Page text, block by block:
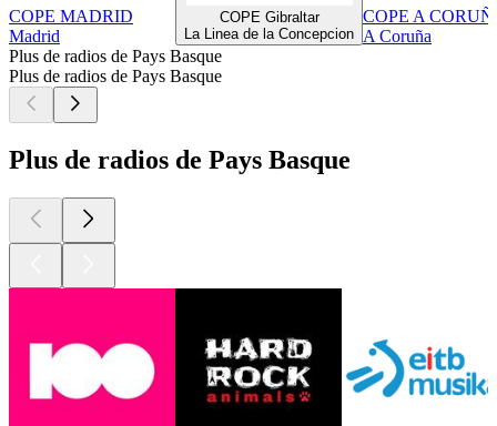
COPE MADRID
Madrid
COPE Gibraltar
La Linea de la Concepcion
COPE A
A Coruña
Plus de radios de Pays Basque
Plus de radios de Pays Basque
Plus de radios de Pays Basque